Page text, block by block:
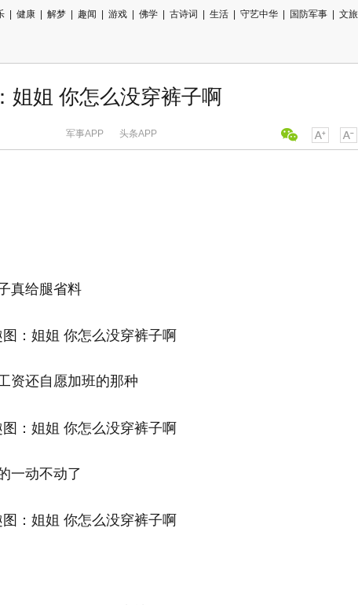
健康 解梦 趣闻 游戏 佛学 古诗词 生活 守艺中华 国防军事 文旅
姐姐 你怎么没穿裤子啊
军事APP 头条APP
真给腿省料
资还自愿加班的那种
一动不动了